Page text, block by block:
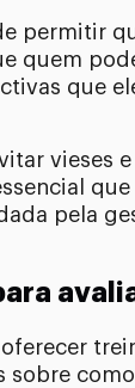
permitir
quem
que
vieses
que
pela
sobre